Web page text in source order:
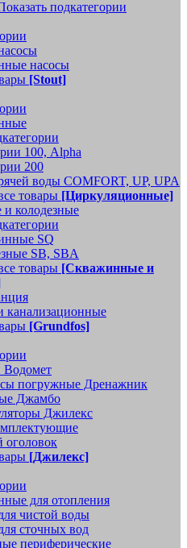
подкатегории
насосы
[Stout]
100, Alpha
200
воды COMFORT, UP, UPA
товары [Циркуляционные]
колодезные
SQ
SB, SBA
товары [Скважинные и
канализационные
[Grundfos]
Водомет
погружные Дренажник
Джамбо
Джилекс
[Джилекс]
для отопления
чистой воды
сточных вод
периферические